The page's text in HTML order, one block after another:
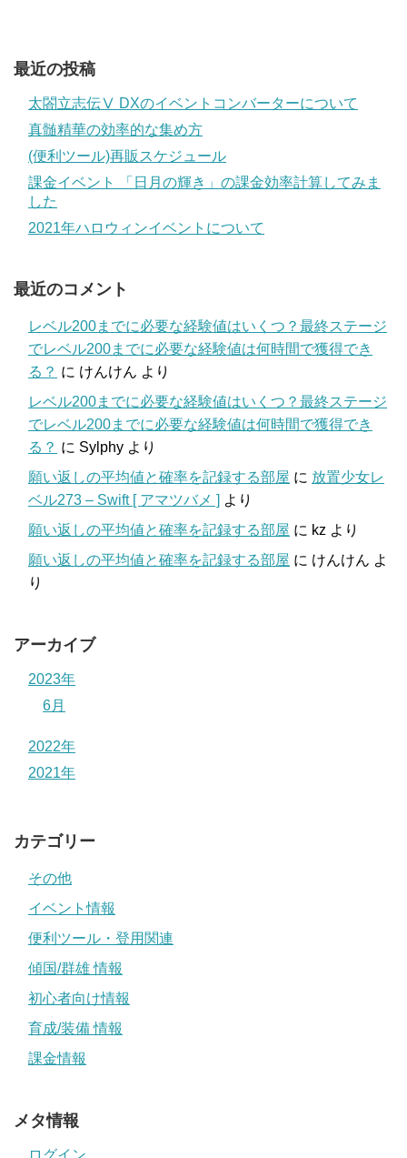
最近の投稿
太閤立志伝Ⅴ DXのイベントコンバーターについて
真髄精華の効率的な集め方
(便利ツール)再販スケジュール
課金イベント 「日月の輝き」の課金効率計算してみま
した
2021年ハロウィンイベントについて
最近のコメント
レベル200までに必要な経験値はいくつ？最終ステージ
でレベル200までに必要な経験値は何時間で獲得でき
る？ に けんけん より
レベル200までに必要な経験値はいくつ？最終ステージ
でレベル200までに必要な経験値は何時間で獲得でき
る？ に Sylphy より
願い返しの平均値と確率を記録する部屋 に 放置少女レ
ベル273 – Swift [ アマツバメ ] より
願い返しの平均値と確率を記録する部屋 に kz より
願い返しの平均値と確率を記録する部屋 に けんけん よ
り
アーカイブ
2023年
6月
2022年
2021年
カテゴリー
その他
イベント情報
便利ツール・登用関連
傾国/群雄 情報
初心者向け情報
育成/装備 情報
課金情報
メタ情報
ログイン